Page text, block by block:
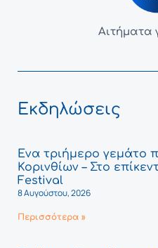
Αιτήματα
Εκδηλώσεις
Ένα τριήμερο γεμάτο
Κορινθίων – Στο
Festival
8 Αυγούστου, 2026
Περισσότερα »